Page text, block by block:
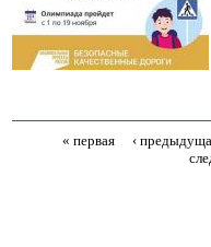
Страницы
« первая ‹